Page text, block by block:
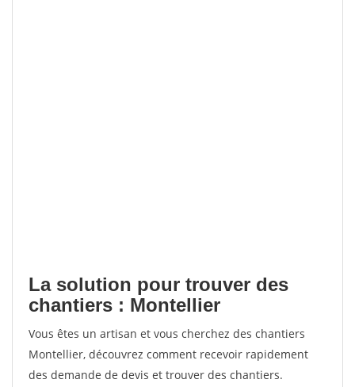
La solution pour trouver des
chantiers : Montellier
Vous êtes un artisan et vous cherchez des chantiers
Montellier, découvrez comment recevoir rapidement
des demande de devis et trouver des chantiers.